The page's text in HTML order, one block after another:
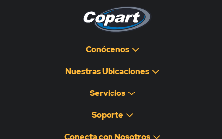
Conócenos
Nuestras Ubicaciones
Servicios
Soporte
Conecta con Nosotros